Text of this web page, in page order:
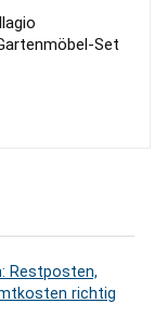
Set
Restposten,
richtig